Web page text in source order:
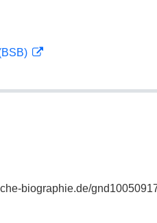
biographie.de/